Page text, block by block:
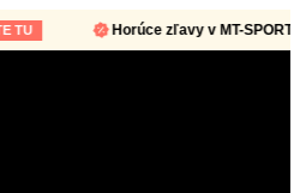
Horúce zľavy v MT-SPORT